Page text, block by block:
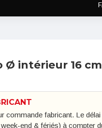
Ø intérieur 16
commande fabricant. Le
end & fériés) à compter